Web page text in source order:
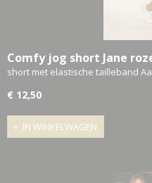
Comfy jog short Jane
short met elastische tailleband
€ 12,50
IN WINKELWAGEN